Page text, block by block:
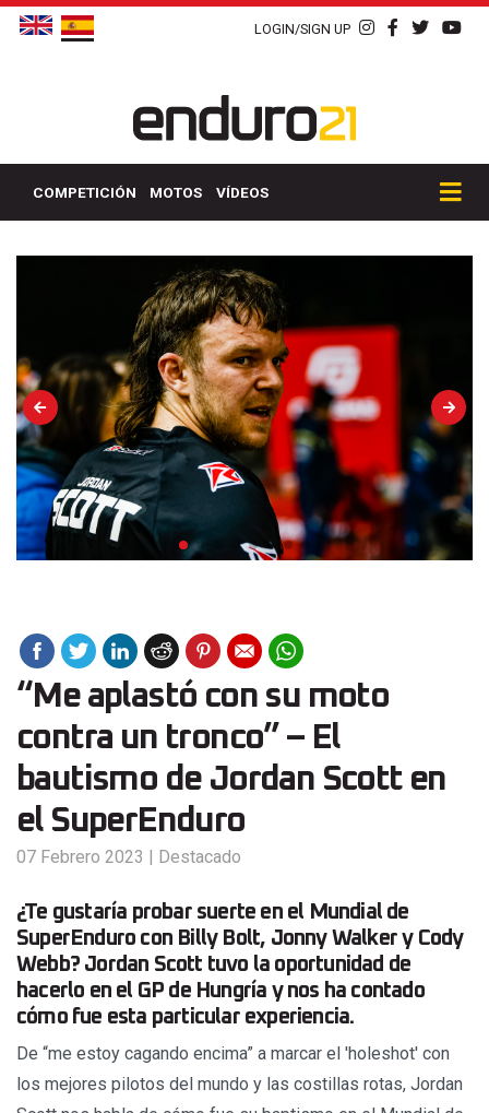
LOGIN/SIGN UP
COMPETICIÓN MOTOS VÍDEOS
“Me aplastó con su moto
contra un tronco” – El
bautismo de Jordan Scott en
el SuperEnduro
07 Febrero 2023 | Destacado
¿Te gustaría probar suerte en el Mundial de
SuperEnduro con Billy Bolt, Jonny Walker y Cody
Webb? Jordan Scott tuvo la oportunidad de
hacerlo en el GP de Hungría y nos ha contado
cómo fue esta particular experiencia.
De “me estoy cagando encima” a marcar el 'holeshot' con
los mejores pilotos del mundo y las costillas rotas, Jordan